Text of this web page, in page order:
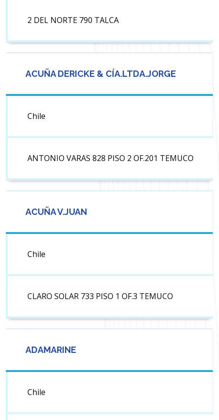
2 DEL NORTE 790 TALCA
ACUÑA DERICKE & CÍA.LTDA.JORGE
Chile
ANTONIO VARAS 828 PISO 2 OF.201 TEMUCO
ACUÑA V.JUAN
Chile
CLARO SOLAR 733 PISO 1 OF.3 TEMUCO
ADAMARINE
Chile